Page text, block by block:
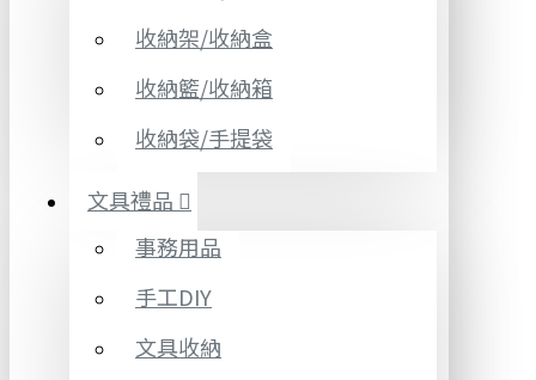
收納架/收納盒
收納籃/收納箱
收納袋/手提袋
文具禮品
事務用品
手工DIY
文具收納